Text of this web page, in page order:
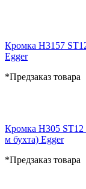
Кромка H3157
Egger
*Предзаказ товара
Кромка H305
м бухта) Egger
*Предзаказ товара